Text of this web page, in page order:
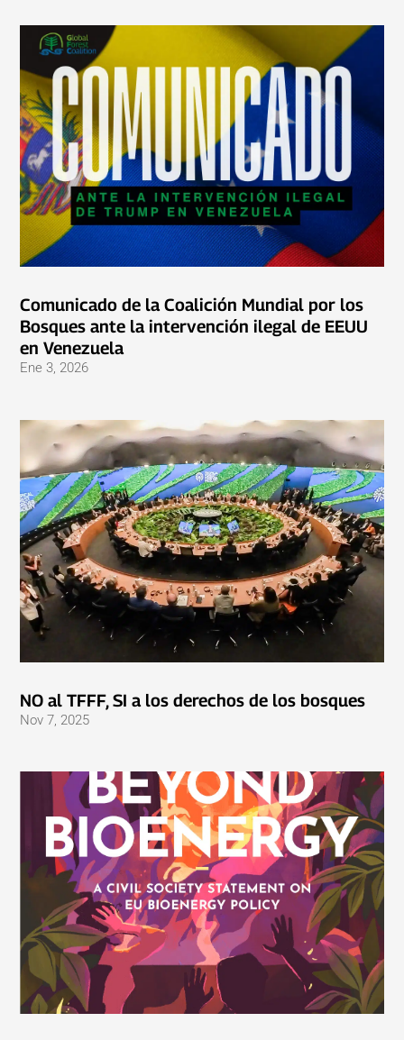
Comunicado de la Coalición Mundial por los
Bosques ante la intervención ilegal de EEUU
en Venezuela
Ene 3, 2026
NO al TFFF, SI a los derechos de los bosques
Nov 7, 2025